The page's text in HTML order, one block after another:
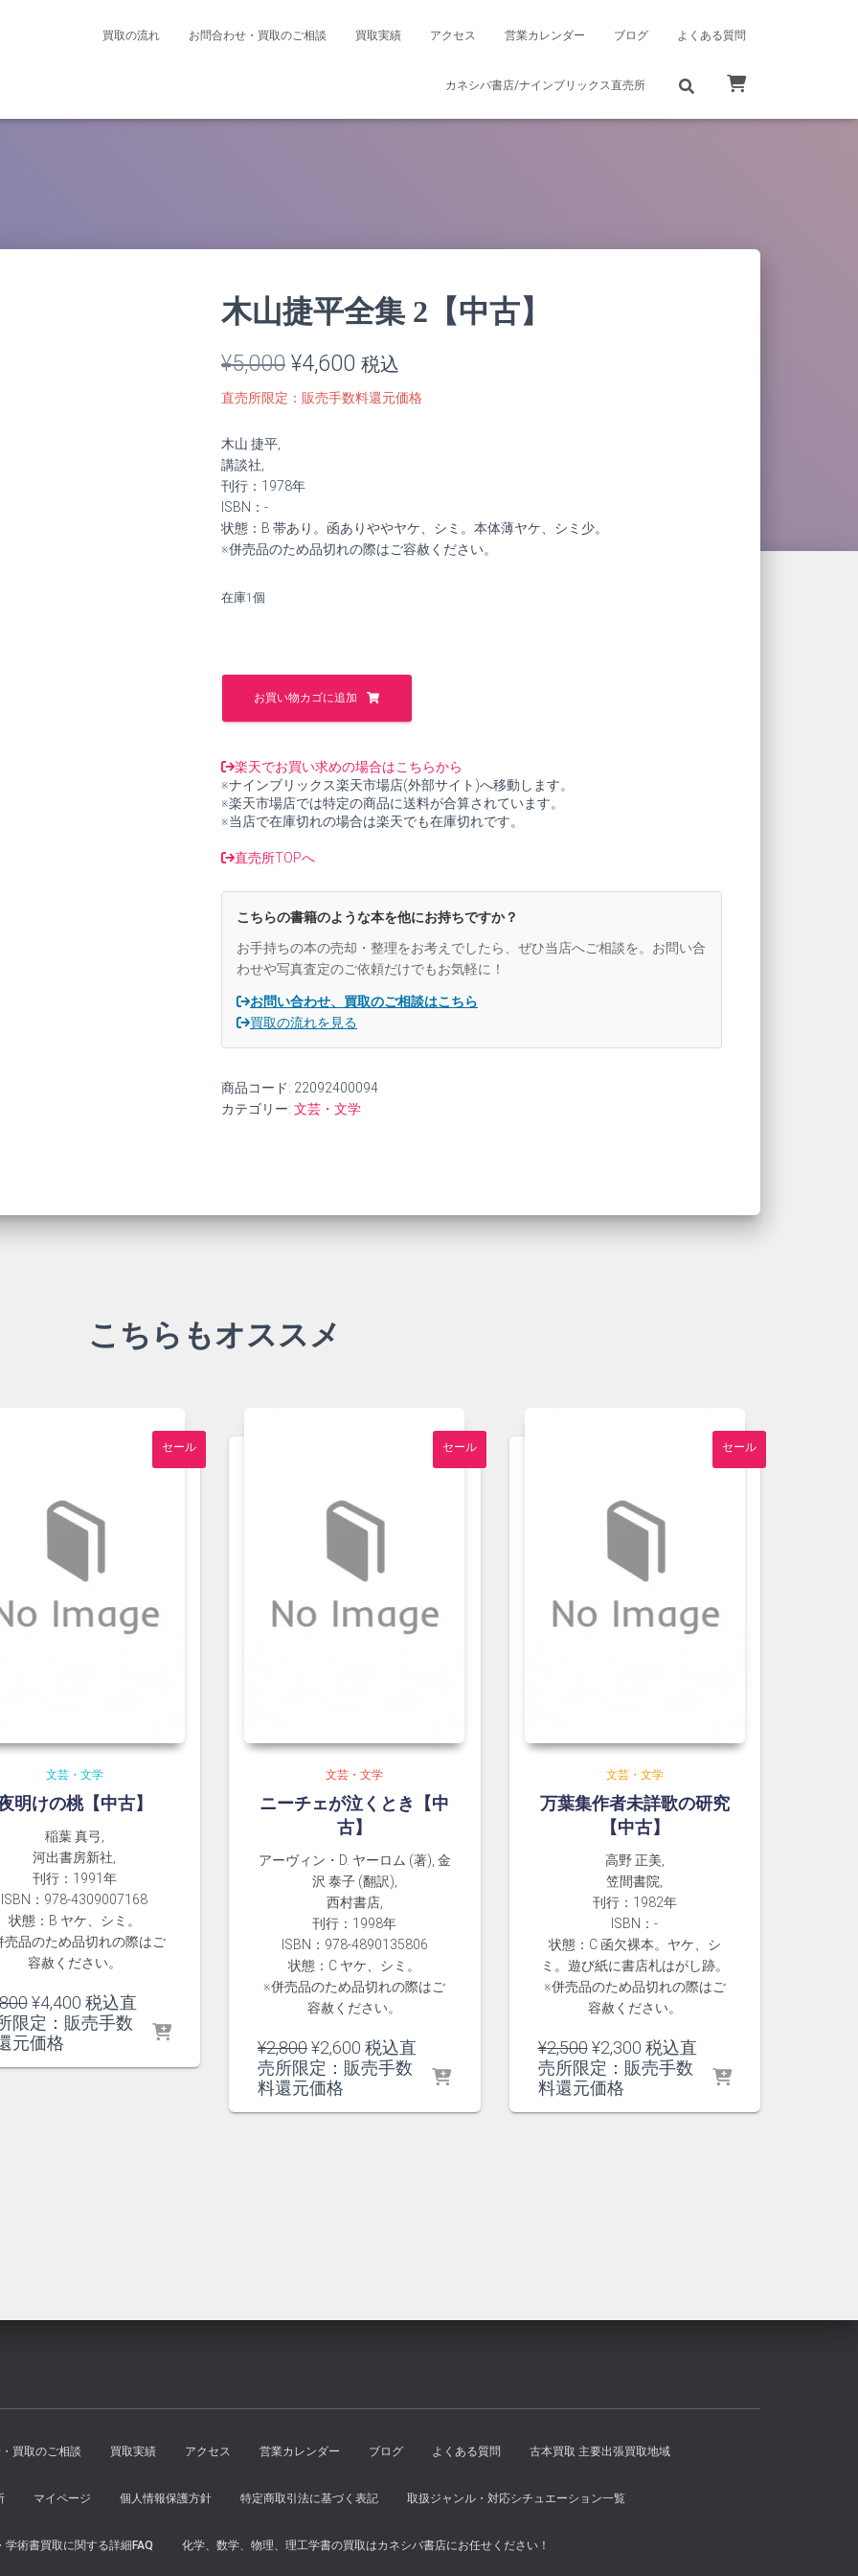
買取の流れ お問合わせ・買取のご相談 買取実績 アクセス 営業カレンダー ブログ よくある質問
カネシバ書店/ナインブリックス直売所
木山捷平全集 2【中古】
¥5,000 元
の
¥5,000
¥4,600 現
在
は
税込
直売所限定：販売手数料還元価格
木山 捷平,
講談社,
刊行：1978年
ISBN：-
状態：B 帯あり。函ありややヤケ、シミ。本体薄ヤケ、シミ少。
※併売品のため品切れの際はご容赦ください。
在庫1個
木
平
集
2【中
古】
個
お買い物カゴに追加
楽天でお買い求めの場合はこちらから
※ナインブリックス楽天市場店(外部サイト)へ移動します。
※楽天市場店では特定の商品に送料が合算されています。
※当店で在庫切れの場合は楽天でも在庫切れです。
直売所TOPへ
こちらの書籍のような本を他にお持ちですか？
お手持ちの本の売却・整理をお考えでしたら、ぜひ当店へご相談を。お問い合
わせや写真査定のご依頼だけでもお気軽に！
お問い合わせ、買取のご相談はこちら
買取の流れを見る
商品コード: 22092400094
カテゴリー: 文芸・文学
こちらもオススメ
セール
文芸・文学
明けの桃【中古】
稲葉 真弓,
河出書房新社,
刊行：1991年
ISBN：978-4309007168
状態：B ヤケ、シミ。
売品のため品切れの際はご
容赦ください。
元
の
価
¥4,400現
在
税込直
限定：販売手数
元価格
セール
文芸・文学
ニーチェが泣くとき【中
古】
アーヴィン・D. ヤーロム (著), 金
沢 泰子 (翻訳),
西村書店,
刊行：1998年
ISBN：978-4890135806
状態：C ヤケ、シミ。
※併売品のため品切れの際はご
容赦ください。
¥2,800元
の
価
¥2,600 現
在
税込直
売所限定：販売手数
料還元価格
セール
文芸・文学
万葉集作者未詳歌の研究
【中古】
高野 正美,
笠間書院,
刊行：1982年
ISBN：-
状態：C 函欠裸本。ヤケ、シ
ミ。遊び紙に書店札はがし跡。
※併売品のため品切れの際はご
容赦ください。
¥2,500 元
の
価
¥2,300現
在
税込直
売所限定：販売手数
料還元価格
買取のご相談 買取実績 アクセス 営業カレンダー ブログ よくある質問 古本買取 主要出張買取地域
マイページ 個人情報保護方針 特定商取引法に基づく表記 取扱ジャンル・対応シチュエーション一覧
術書買取に関する詳細FAQ 化学、数学、物理、理工学書の買取はカネシバ書店にお任せください！